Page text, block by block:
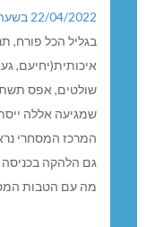
22/04/2022 בשעה 10:56
בגליל הכל פורח,
איכותית(יחיעם,
שולטים, אפס
שמגיעה אללה
המרכז המסחרי
גם הלהקה
מה עם הטבות